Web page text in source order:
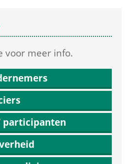
voor meer info.
participanten